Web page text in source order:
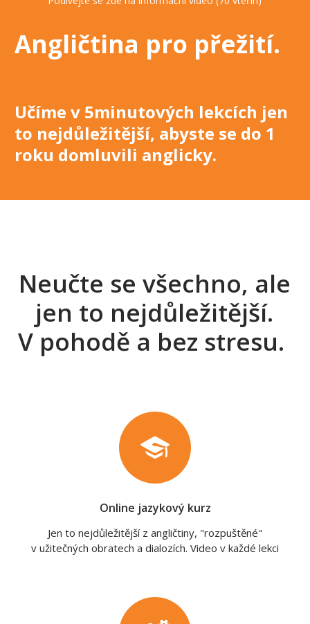
Angličtina pro přežití.
Učíme v 5minutových lekcích jen
to nejdůležitější, abyste se do 1
roku domluvili anglicky.
Neučte se všechno, ale
jen to nejdůležitější.
V pohodě a bez stresu.
Online jazykový kurz
Jen to nejdůležitější z angličtiny, "rozpuštěné"
v užitečných obratech a dialozích. Video v každé lekci